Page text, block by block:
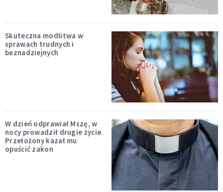
Skuteczna modlitwa w
sprawach trudnych i
beznadziejnych
W dzień odprawiał Mszę, w
nocy prowadził drugie życie.
Przełożony kazał mu
opuścić zakon